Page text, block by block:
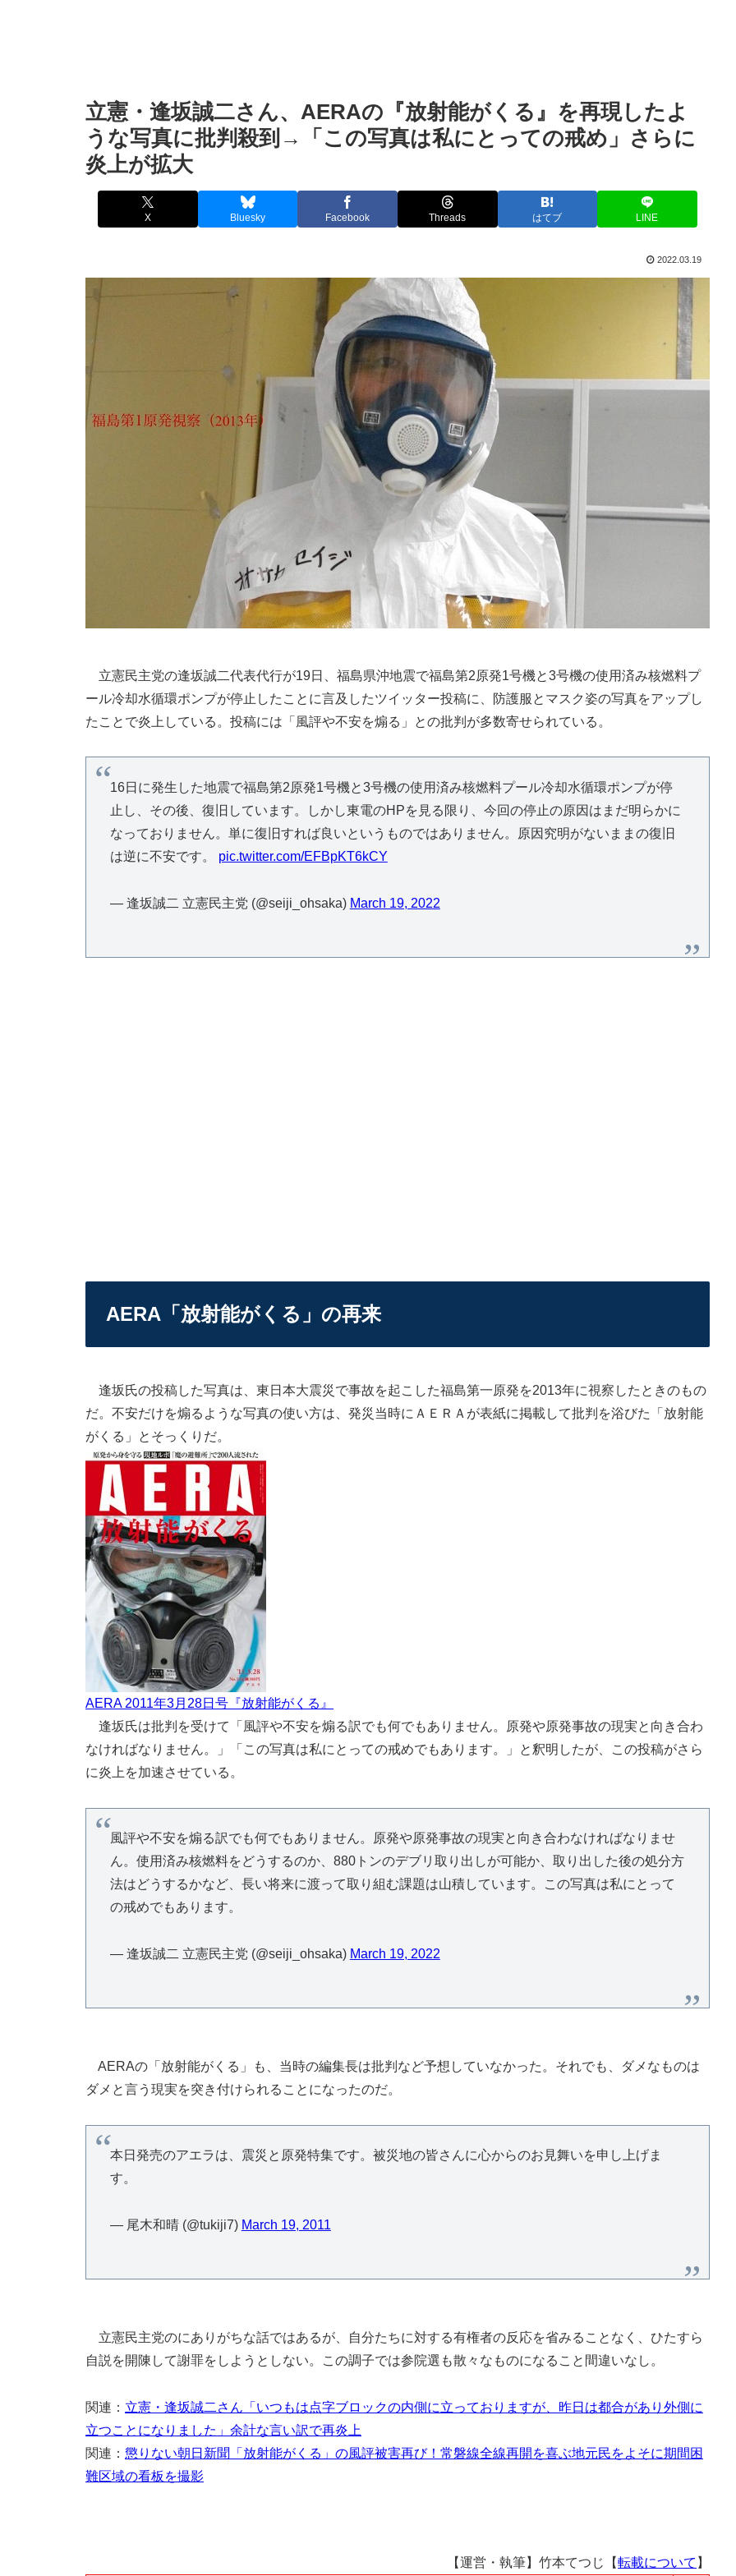
立憲・逢坂誠二さん、AERAの『放射能がくる』を再現したよ
うな写真に批判殺到→「この写真は私にとっての戒め」さらに
炎上が拡大
X Bluesky Facebook Threads はてブ LINE
2022.03.19
立憲民主党の逢坂誠二代表代行が19日、福島県沖地震で福島第2原発1号機と3号機の使用済み核燃料プ
ール冷却水循環ポンプが停止したことに言及したツイッター投稿に、防護服とマスク姿の写真をアップし
たことで炎上している。投稿には「風評や不安を煽る」との批判が多数寄せられている。
16日に発生した地震で福島第2原発1号機と3号機の使用済み核燃料プール冷却水循環ポンプが停
止し、その後、復旧しています。しかし東電のHPを見る限り、今回の停止の原因はまだ明らかに
なっておりません。単に復旧すれば良いというものではありません。原因究明がないままの復旧
は逆に不安です。 pic.twitter.com/EFBpKT6kCY
— 逢坂誠二 立憲民主党 (@seiji_ohsaka) March 19, 2022
AERA「放射能がくる」の再来
逢坂氏の投稿した写真は、東日本大震災で事故を起こした福島第一原発を2013年に視察したときのもの
だ。不安だけを煽るような写真の使い方は、発災当時にＡＥＲＡが表紙に掲載して批判を浴びた「放射能
がくる」とそっくりだ。
AERA 2011年3月28日号『放射能がくる』
逢坂氏は批判を受けて「風評や不安を煽る訳でも何でもありません。原発や原発事故の現実と向き合わ
なければなりません。」「この写真は私にとっての戒めでもあります。」と釈明したが、この投稿がさら
に炎上を加速させている。
風評や不安を煽る訳でも何でもありません。原発や原発事故の現実と向き合わなければなりませ
ん。使用済み核燃料をどうするのか、880トンのデブリ取り出しが可能か、取り出した後の処分方
法はどうするかなど、長い将来に渡って取り組む課題は山積しています。この写真は私にとって
の戒めでもあります。
— 逢坂誠二 立憲民主党 (@seiji_ohsaka) March 19, 2022
AERAの「放射能がくる」も、当時の編集長は批判など予想していなかった。それでも、ダメなものは
ダメと言う現実を突き付けられることになったのだ。
本日発売のアエラは、震災と原発特集です。被災地の皆さんに心からのお見舞いを申し上げま
す。
— 尾木和晴 (@tukiji7) March 19, 2011
立憲民主党のにありがちな話ではあるが、自分たちに対する有権者の反応を省みることなく、ひたすら
自説を開陳して謝罪をしようとしない。この調子では参院選も散々なものになること間違いなし。
関連： 立憲・逢坂誠二さん「いつもは点字ブロックの内側に立っておりますが、昨日は都合があり外側に
立つことになりました」余計な言い訳で再炎上
関連： 懲りない朝日新聞「放射能がくる」の風評被害再び！常磐線全線再開を喜ぶ地元民をよそに期間困
難区域の看板を撮影
【運営・執筆】竹本てつじ【転載について 】